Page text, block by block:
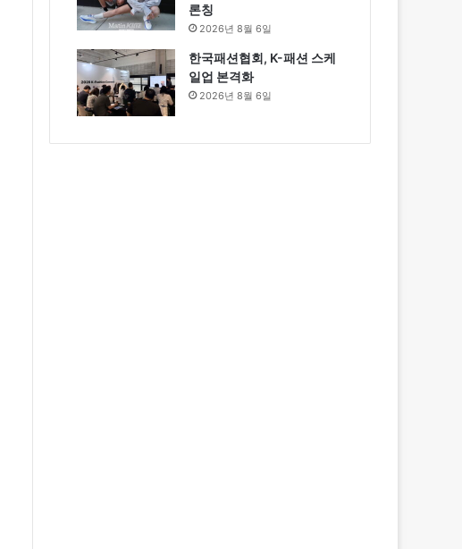
론칭
2026년 8월 6일
한국패션협회, K-패션 스케
일업 본격화
2026년 8월 6일